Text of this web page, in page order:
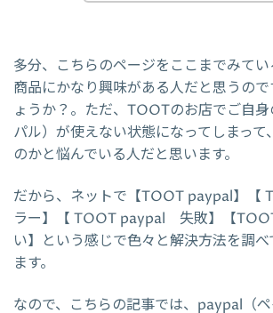
多分、こちらのページをここまでみて
商品にかなり興味がある人だと思うの
ょうか？。ただ、TOOTのお店でご自
パル）が使えない状態になってしまって
のかと悩んでいる人だと思います。
だから、ネットで【TOOT paypal】
ラー】【 TOOT paypal 失敗】【
い】という感じで色々と解決方法を調
ます。
なので、こちらの記事では、paypal（